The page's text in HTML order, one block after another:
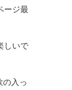
ージ最
しいで
入っ